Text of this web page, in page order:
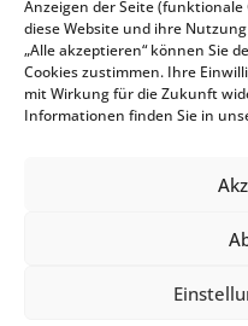
Anzeigen der Seite
diese Website und ihre
„Alle akzeptieren“ können Sie
Cookies zustimmen. Ihre
mit Wirkung für die Zukunft
Informationen finden Sie in
© 2024 Narrenbunt 2007 e.V.